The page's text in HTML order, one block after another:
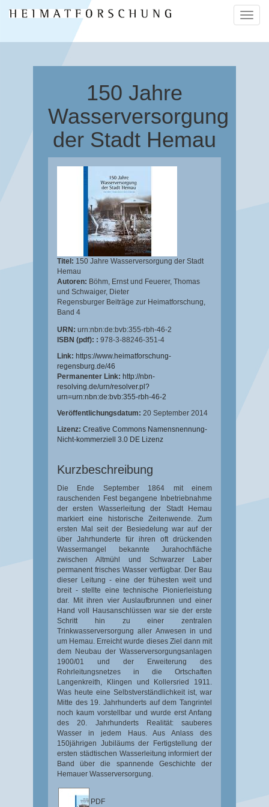
ein-/
150 Jahre
Wasserversorgung
der Stadt Hemau
Titel: 150 Jahre Wasserversorgung der Stadt
Hemau
Autoren: Böhm, Ernstund Feuerer, Thomas
und Schwaiger, Dieter
Regensburger Beiträge zur Heimatforschung,
Band 4
URN: urn:nbn:de:bvb:355-rbh-46-2
ISBN (pdf): : 978-3-88246-351-4
Link: https://www.heimatforschung-
regensburg.de/46
Permanenter Link: http://nbn-
resolving.de/urn/resolver.pl?
urn=urn:nbn:de:bvb:355-rbh-46-2
Veröffentlichungsdatum: 20 September 2014
Lizenz: Creative Commons Namensnennung-
Nicht-kommerziell 3.0 DE Lizenz
Kurzbeschreibung
Die Ende September 1864 mit einem
rauschenden Fest begangene Inbetriebnahme
der ersten Wasserleitung der Stadt Hemau
markiert eine historische Zeitenwende. Zum
ersten Mal seit der Besiedelung war auf der
über Jahrhunderte für ihren oft drückenden
Wassermangel bekannte Jurahochfläche
zwischen Altmühl und Schwarzer Laber
permanent frisches Wasser verfügbar. Der Bau
dieser Leitung - eine der frühesten weit und
breit - stellte eine technische Pionierleistung
dar. Mit ihren vier Auslaufbrunnen und einer
Hand voll Hausanschlüssen war sie der erste
Schritt hin zu einer zentralen
Trinkwasserversorgung aller Anwesen in und
um Hemau. Erreicht wurde dieses Ziel dann mit
dem Neubau der Wasserversorgungsanlagen
1900/01 und der Erweiterung des
Rohrleitungsnetzes in die Ortschaften
Langenkreith, Klingen und Kollersried 1911.
Was heute eine Selbstverständlichkeit ist, war
Mitte des 19. Jahrhunderts auf dem Tangrintel
noch kaum vorstellbar und wurde erst Anfang
des 20. Jahrhunderts Realität: sauberes
Wasser in jedem Haus. Aus Anlass des
150jährigen Jubiläums der Fertigstellung der
ersten städtischen Wasserleitung informiert der
Band über die spannende Geschichte der
Hemauer Wasserversorgung.
PDF